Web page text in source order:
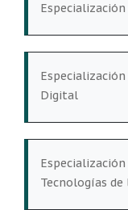
Digital
Tecnologías